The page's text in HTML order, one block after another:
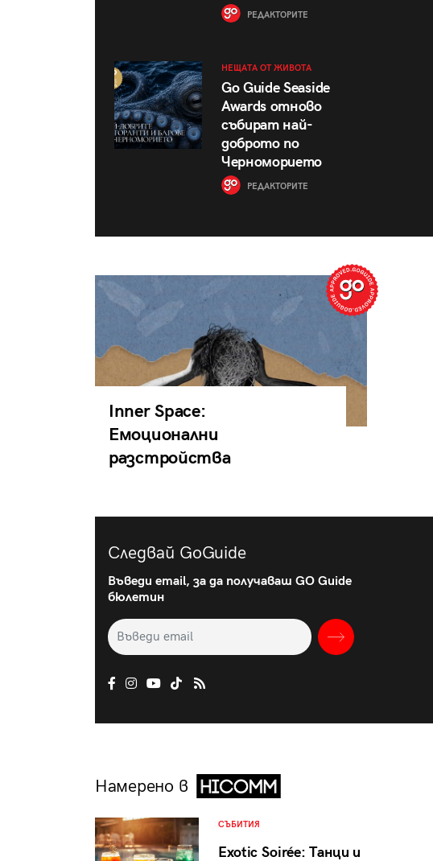
РЕДАКТОРИТЕ
НЕЩАТА ОТ ЖИВОТА
Go Guide Seaside
Awards отново
събират най-
доброто по
Черноморието
РЕДАКТОРИТЕ
Inner Space:
Емоционални
разстройства
Следвай GoGuide
Въведи email, за да получаваш GO Guide
бюлетин
Намерено в
СЪБИТИЯ
Exotic Soirée: Танци и